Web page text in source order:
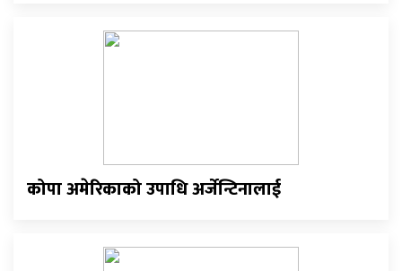
कोपा अमेरिकाको उपाधि अर्जेन्टिनालाई